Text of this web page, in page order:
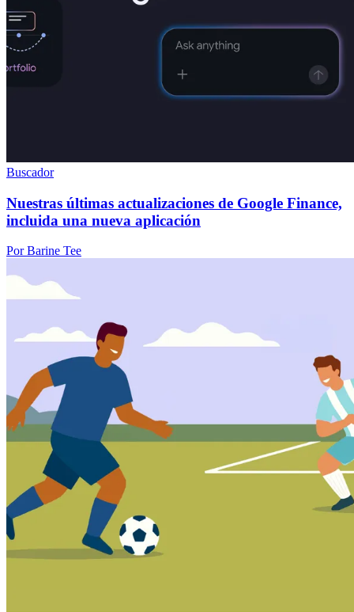
Buscador
Nuestras últimas actualizaciones de Google Finance,
incluida una nueva aplicación
Por Barine Tee